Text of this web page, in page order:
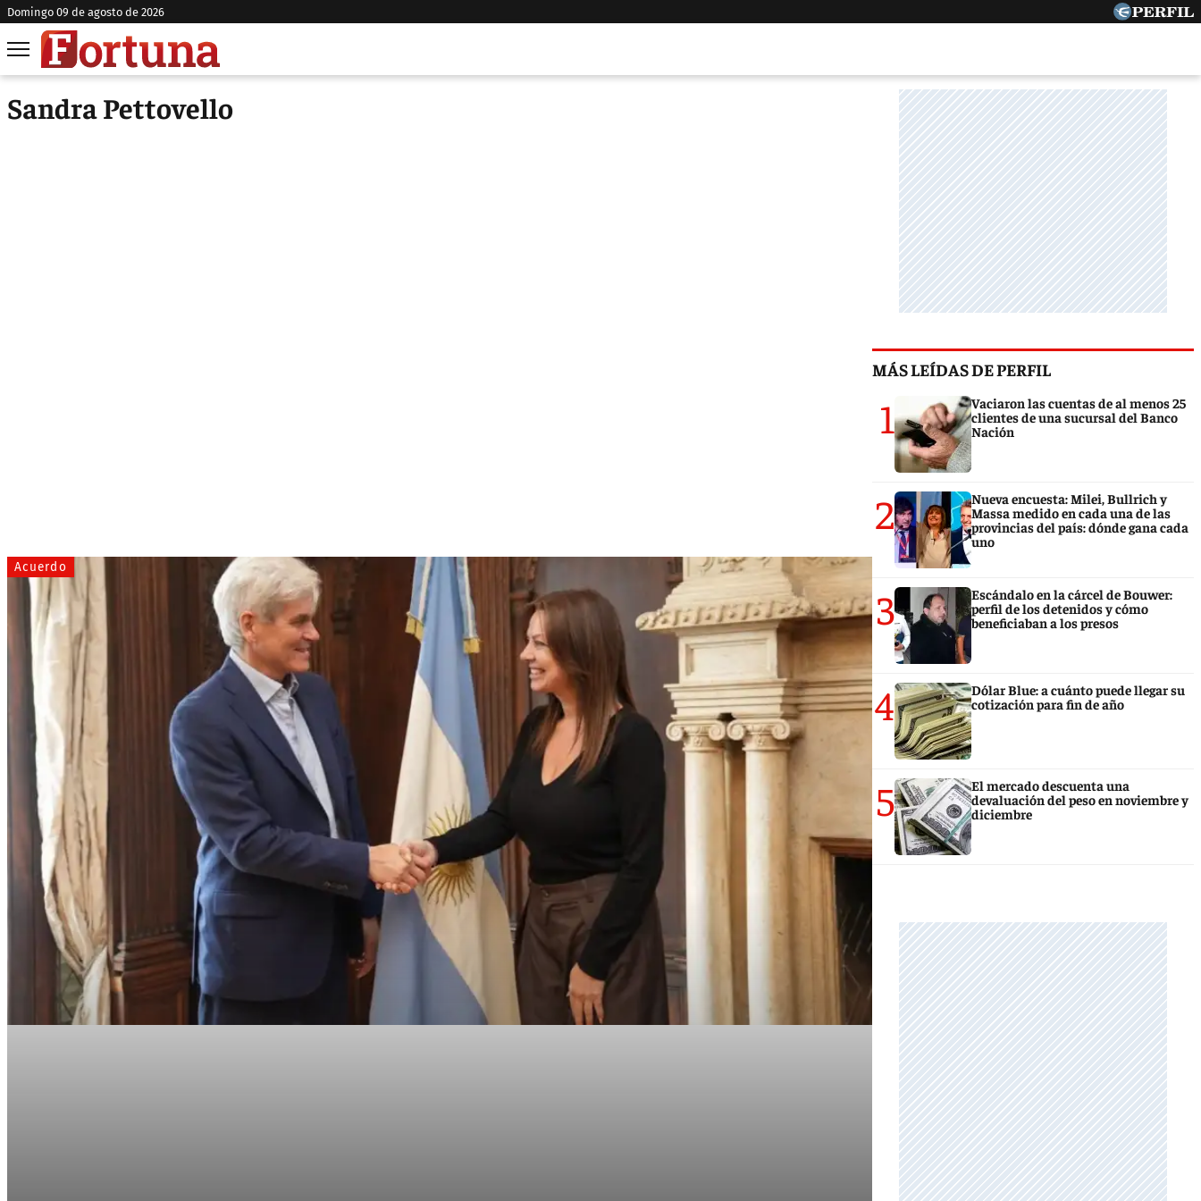
domingo 09 de agosto de 2026
Sandra Pettovello
Acuerdo
MÁS LEÍDAS DE PERFIL
1
Vaciaron las cuentas de al menos 25
clientes de una sucursal del Banco
Nación
2
Nueva encuesta: Milei, Bullrich y
Massa medido en cada una de las
provincias del país: dónde gana cada
uno
3
Escándalo en la cárcel de Bouwer:
perfil de los detenidos y cómo
beneficiaban a los presos
4
Dólar Blue: a cuánto puede llegar su
cotización para fin de año
5
El mercado descuenta una
devaluación del peso en noviembre y
diciembre